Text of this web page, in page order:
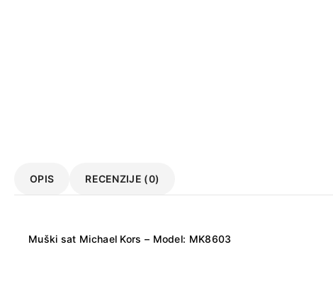
OPIS RECENZIJE (0)
Muški sat Michael Kors – Model: MK8603